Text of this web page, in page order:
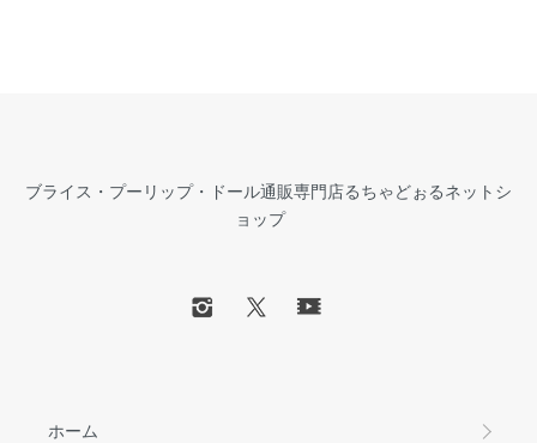
ブライス・プーリップ・ドール通販専門店るちゃどぉるネットシ
ョップ
ホーム